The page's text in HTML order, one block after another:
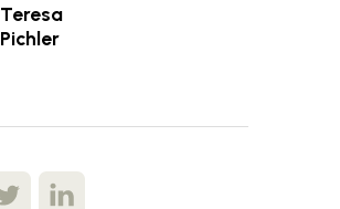
Teresa
Pichler